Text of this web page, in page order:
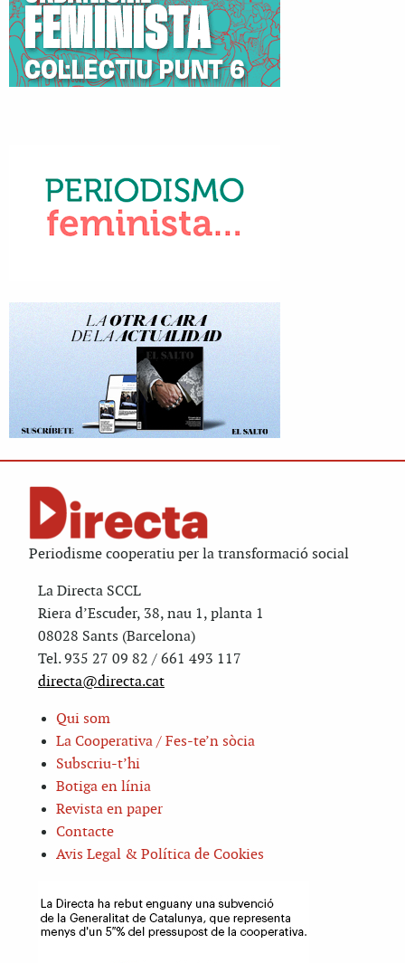
Periodisme cooperatiu per la transformació social
La Directa SCCL
Riera d’Escuder, 38, nau 1, planta 1
08028 Sants (Barcelona)
Tel. 935 27 09 82 / 661 493 117
directa@directa.cat
Qui som
La Cooperativa / Fes-te’n sòcia
Subscriu-t’hi
Botiga en línia
Revista en paper
Contacte
Avis Legal & Política de Cookies